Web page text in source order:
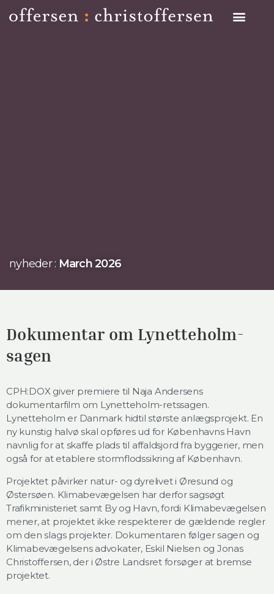
nyheder : March 2026
Dokumentar om Lynetteholm-
sagen
CPH:DOX giver premiere til Naja Andersens
dokumentarfilm om Lynetteholm-retssagen.
Lynetteholm er Danmark hidtil største anlægsprojekt. En
ny kunstig halvø skal opføres ud for Københavns Havn
navnlig for at skaffe plads til affaldsjord fra byggerier, men
også for at etablere stormflodssikring af København.
Projektet påvirker natur- og dyrelivet i Øresund og
Østersøen. Klimabevægelsen har derfor sagsøgt
Trafikministeriet samt By og Havn, fordi Klimabevægelsen
mener, at projektet ikke respekterer de gældende regler
om den slags projekter. Dokumentaren følger sagen og
Klimabevægelsens advokater, Eskil Nielsen og Jonas
Christoffersen, der i Østre Landsret forsøger at bremse
projektet.